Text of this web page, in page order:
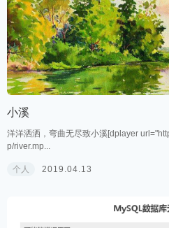
小溪
洋洋洒洒，弯曲无尽致小溪[dplayer
p/river.mp...
个人 2019.04.13